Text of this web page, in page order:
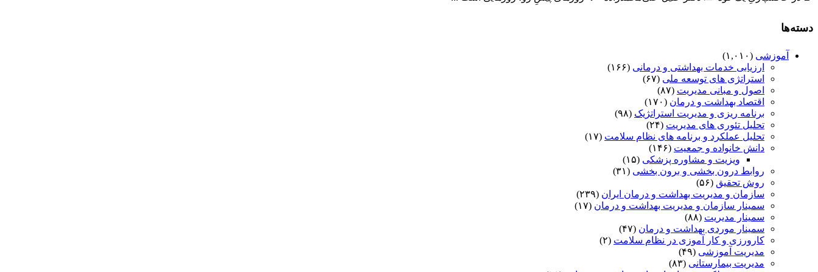
دسته‌ها
آموزشی (۱,۰۱۰)
ارزیابی خدمات بهداشتی و درمانی (۱۶۶)
استراتژی های توسعه ملی (۶۷)
اصول و مبانی مدیریت (۸۷)
اقتصاد بهداشت و درمان (۱۷۰)
برنامه ریزی و مدیریت استراتژیک (۹۸)
تحلیل تئوری های مدیریت (۲۴)
تحلیل عملکرد و برنامه های نظام سلامت (۱۷)
دانش خانواده و جمعیت (۱۴۶)
ویزیت و مشاوره پزشکی (۱۵)
روابط درون بخشی و برون بخشی (۳۱)
روش تحقیق (۵۶)
سازمان و مدیریت بهداشت و درمان ایران (۲۳۹)
سمینار سازمان و مدیریت بهداشت و درمان (۱۷)
سمینار مدیریت (۸۸)
سمینار موردی بهداشت و درمان (۴۷)
کارورزی و کار آموزی در نظام سلامت (۲)
مدیریت آموزشی (۴۹)
مدیریت بیمارستانی (۸۳)